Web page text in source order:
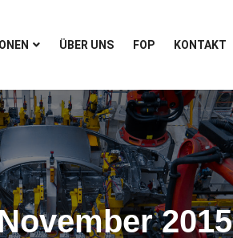
ÜBER UNS FOP KONTAKT
2015